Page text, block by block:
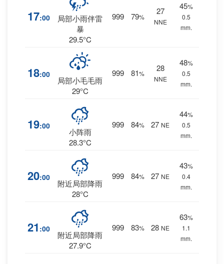
17:00
局部小雨伴雷
暴
29.5°C
999 79%
27
NNE
45%
0.5
mm.
18:00
局部小毛毛雨
29°C
999 81%
28
NNE
48%
0.5
mm.
19:00
小阵雨
28.3°C
999 84% 27 NE
44%
0.5
mm.
20:00
附近局部降雨
28°C
999 84% 27 NE
43%
0.4
mm.
21 :00
附近局部降雨
27.9°C
999 83% 28 NE
63%
1.1
mm.